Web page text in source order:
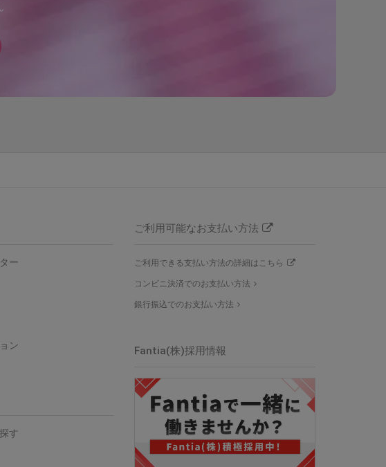
ー
ン
す
ご利用可能なお支払い方法
ご利用できる支払い方法の詳細はこちら
コンビニ決済でのお支払い方法
銀行振込でのお支払い方法
Fantia(株)採用情報